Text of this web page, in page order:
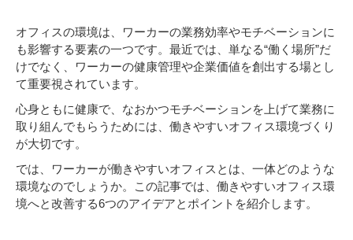
オフィスの環境は、ワーカーの業務効率やモチベーションに
も影響する要素の一つです。最近では、単なる“働く場所”だ
けでなく、ワーカーの健康管理や企業価値を創出する場とし
て重要視されています。
心身ともに健康で、なおかつモチベーションを上げて業務に
取り組んでもらうためには、働きやすいオフィス環境づくり
が大切です。
では、ワーカーが働きやすいオフィスとは、一体どのような
環境なのでしょうか。この記事では、働きやすいオフィス環
境へと改善する6つのアイデアとポイントを紹介します。